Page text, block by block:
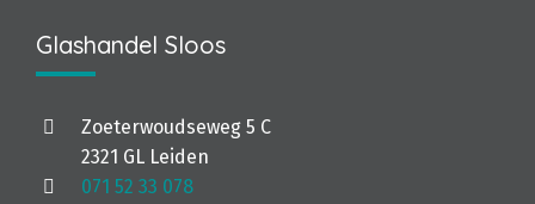
Glashandel Sloos
Zoeterwoudseweg 5 C
2321 GL Leiden
071 52 33 078